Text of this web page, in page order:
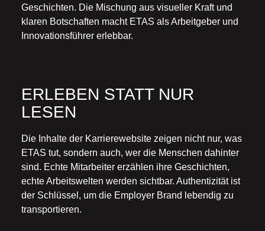
Geschichten. Die Mischung aus visueller Kraft und
klaren Botschaften macht ETAS als Arbeitgeber und
Innovationsführer erlebbar.
ERLEBEN STATT NUR
LESEN
Die Inhalte der Karrierewebsite zeigen nicht nur, was
ETAS tut, sondern auch, wer die Menschen dahinter
sind. Echte Mitarbeiter erzählen ihre Geschichten,
echte Arbeitswelten werden sichtbar. Authentizität ist
der Schlüssel, um die Employer Brand lebendig zu
transportieren.